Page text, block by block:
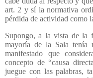
art. 2 y sí la normativa
pérdida de actividad como
Supongo, a la vista de la
mayoría de la Sala tenía
manifestado que
concepto de “causa
juegue con las palabras,